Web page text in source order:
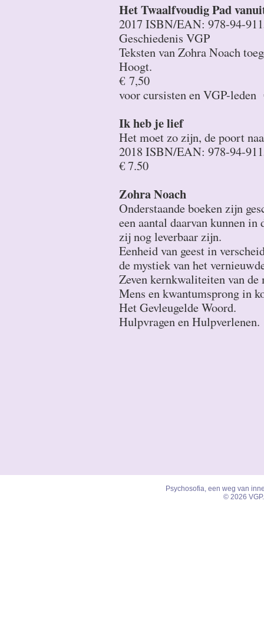
Het Twaalfvoudig Pad
2017 ISBN/EAN: 978-94-
Geschiedenis VGP
Teksten van Zohra Noach
Hoogt.
€ 7,50
voor cursisten en VGP-leden
Ik heb je lief
Het moet zo zijn, de poort
2018 ISBN/EAN: 978-94-
€ 7.50
Zohra Noach
Onderstaande boeken zijn
een aantal daarvan kunnen
zij nog leverbaar zijn.
Eenheid van geest in
de mystiek van het
Zeven kernkwaliteiten van de
Mens en kwantumsprong in
Het Gevleugelde Woord.
Hulpvragen en Hulpverlenen.
Psychosofia, een weg van
© 2026